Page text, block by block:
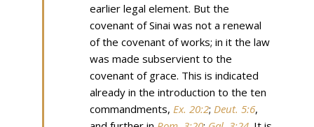
earlier legal element. But the
covenant of Sinai was not a renewal
of the covenant of works; in it the law
was made subservient to the
covenant of grace. This is indicated
already in the introduction to the ten
commandments, Ex. 20:2; Deut. 5:6,